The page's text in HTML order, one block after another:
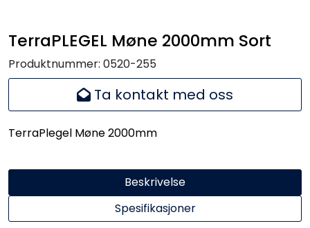
TerraPLEGEL Møne 2000mm Sort
Produktnummer: 0520-255
Ta kontakt med oss
TerraPlegel Møne 2000mm
Beskrivelse
Spesifikasjoner
Kunngjøringer!